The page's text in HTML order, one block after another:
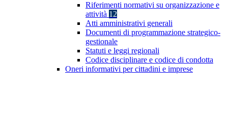
Riferimenti normativi su organizzazione e
attività 12
Atti amministrativi generali
Documenti di programmazione strategico-
gestionale
Statuti e leggi regionali
Codice disciplinare e codice di condotta
Oneri informativi per cittadini e imprese